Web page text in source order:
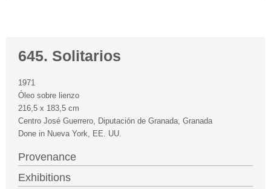
645. Solitarios
1971
Óleo sobre lienzo
216,5 x 183,5 cm
Centro José Guerrero, Diputación de Granada, Granada
Done in Nueva York, EE. UU.
Provenance
Exhibitions